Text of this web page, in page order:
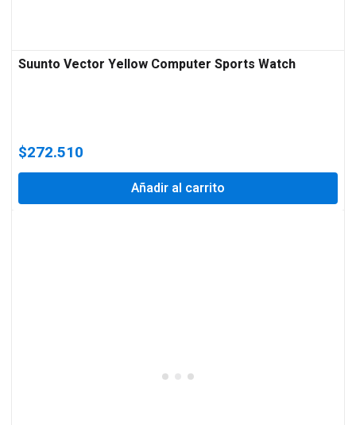
Suunto Vector Yellow Computer Sports Watch
$272.510
Añadir al carrito